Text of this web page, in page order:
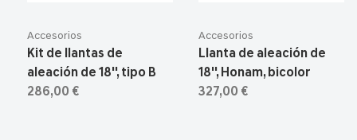
Accesorios
Kit de llantas de
aleación de 18'', tipo B
286,00 €
Accesorios
Llanta de aleación de
18'', Honam, bicolor
327,00 €